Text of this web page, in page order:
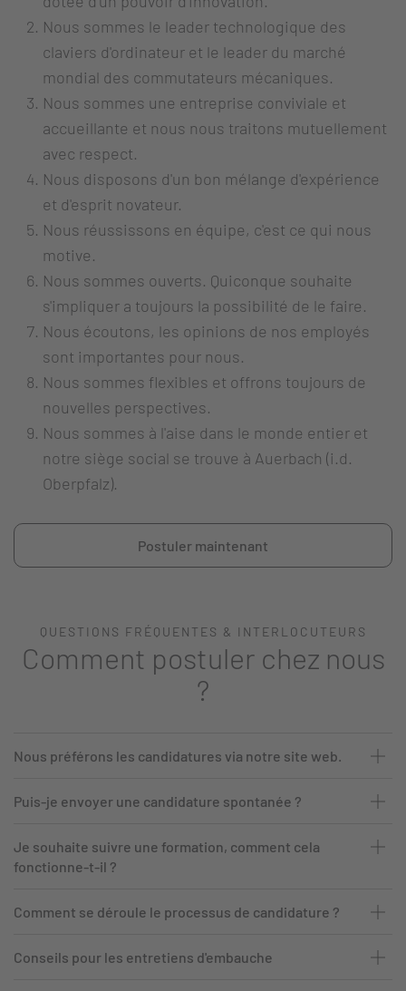
Nous sommes le leader technologique des
claviers d'ordinateur et le leader du marché
mondial des commutateurs mécaniques.
Nous sommes une entreprise conviviale et
accueillante et nous nous traitons mutuellement
avec respect.
Nous disposons d'un bon mélange d'expérience
et d'esprit novateur.
Nous réussissons en équipe, c'est ce qui nous
motive.
Nous sommes ouverts. Quiconque souhaite
s'impliquer a toujours la possibilité de le faire.
Nous écoutons, les opinions de nos employés
sont importantes pour nous.
Nous sommes flexibles et offrons toujours de
nouvelles perspectives.
Nous sommes à l'aise dans le monde entier et
notre siège social se trouve à Auerbach (i.d.
Oberpfalz).
Postuler maintenant
QUESTIONS FRÉQUENTES & INTERLOCUTEURS
Comment postuler chez nous
?
Nous préférons les candidatures via notre site web.
Puis-je envoyer une candidature spontanée ?
Je souhaite suivre une formation, comment cela
fonctionne-t-il ?
Comment se déroule le processus de candidature ?
Conseils pour les entretiens d'embauche